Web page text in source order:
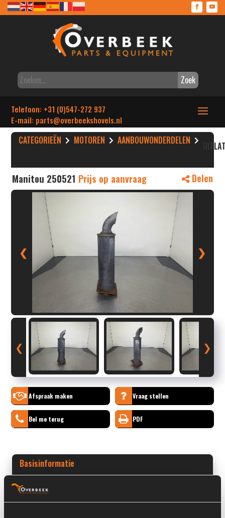
Zoek
Telefoon: +31 (0)547-272 937
E-mail: parts@overbeekshovels.nl
CATEGORIEËN MOTOREN AANBOUWONDERDELEN
Manitou 250521 Prijs op aanvraag Delen
❮ ❯
❮ ❯
Afspraak maken Vraag stellen
Bel me terug PDF
Basisinformatie
Voorraad nummer: